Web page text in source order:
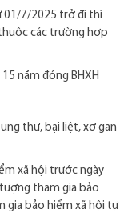
01/7/2025 trở đi thì
các trường hợp
năm đóng BHXH
thư, bại liệt, xơ gan
xã hội trước ngày
tham gia bảo
gia bảo hiểm xã hội tự